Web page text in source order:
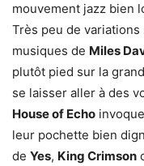
mouvement jazz bien
Très peu de
musiques de Miles
plutôt pied sur la
se laisser aller à des
House of Echo
leur pochette bien
de Yes, King Crimson